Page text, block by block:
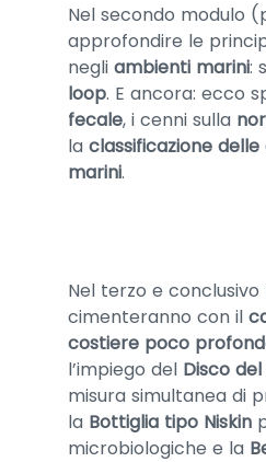
Nel secondo modulo
approfondire le
negli ambienti marini:
loop. E ancora: ecco
fecale, i cenni sulla
la classificazione
marini.
Nel terzo e conclusivo
cimenteranno con il
costiere poco
l’impiego del Disco
misura simultanea di
la Bottiglia tipo Niskin
microbiologiche e la